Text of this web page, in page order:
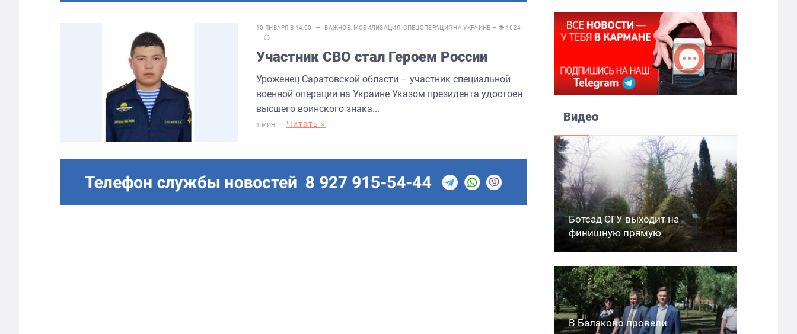
10 ЯНВАРЯ В 14:00 — ВАЖНОЕ МОБИЛИЗАЦИЯ, СПЕЦОПЕРАЦИЯ НА УКРАИНЕ — 👁 1024
—
Участник СВО стал Героем России
Уроженец Саратовской области – участник специальной
военной операции на Украине Указом президента удостоен
высшего воинского знака...
1 МИН Читать » Видео
Ботсад СГУ выходит на
финишную прямую
В Балаково провели